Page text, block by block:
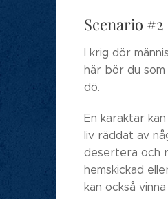
Scenario
I krig dör
här bör du
dö.
En karaktär
liv räddat av
desertera och
hemskickad
kan också